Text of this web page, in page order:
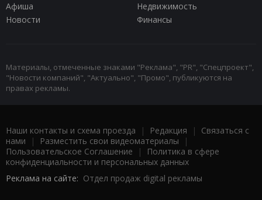
Афиша
Недвижимость
Новости
Финансы
Материалы, отмеченные знаками "Реклама", "PR", "Спецпроект",
"Новости компаний", "Актуально", "Промо", публикуются на
правах рекламы.
Наши контакты и схема проезда | Редакция | Связаться с
нами | Разместить свои видеоматериалы |
Пользовательское Соглашение |
Политика в сфере
конфиденциальности и персональных данных
Реклама на сайте: Отдел продаж digital рекламы